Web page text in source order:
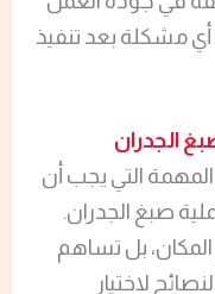
مشكلة بعد تنفيذ
الجدران
المهمة التي يجب أن
صبغ الجدران.
بل تساهم
لاختيار